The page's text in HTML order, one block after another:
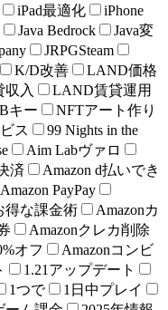
iPad最適化
iPhone
Java Bedrock
Java変
JRPGSteam
K/D改善
LAND価格
入
LAND賃貸運用
Bキー
NFTアート作り
ス
99 Nights in the
Aim Labヴァロ
済
Amazon d払いでき
Amazon PayPay
得な課金術
Amazonカ
Amazonクレカ削除
オフ
Amazonコンビ
1.21アップデート
1つで
1日中プレイ